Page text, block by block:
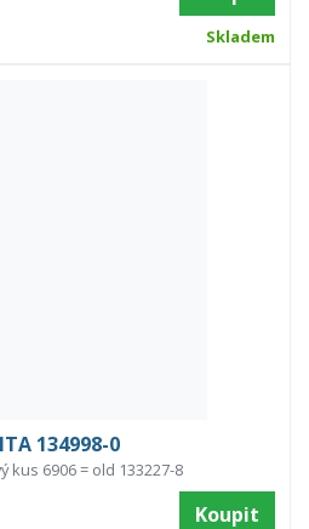
Skladem
134998-0
kus 6906 = old 133227-8
Koupit